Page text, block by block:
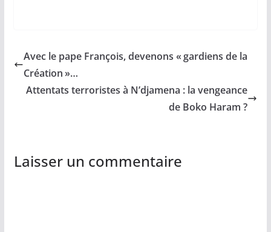
Avec le pape François, devenons « gardiens de la
Création »…
Attentats terroristes à N’djamena : la vengeance
de Boko Haram ?
Laisser un commentaire